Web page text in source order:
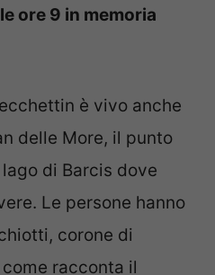
ore 9 in memoria
è vivo anche
delle More, il punto
di Barcis dove
Le persone hanno
corone di
racconta il